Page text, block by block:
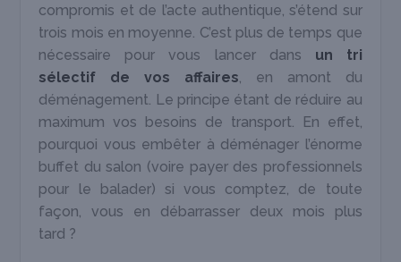
compromis et de l’acte authentique, s’étend sur
trois mois en moyenne. C’est plus de temps que
nécessaire pour vous lancer dans un tri
sélectif de vos affaires, en amont du
déménagement. Le principe étant de réduire au
maximum vos besoins de transport. En effet,
pourquoi vous embêter à déménager l’énorme
buffet du salon (voire payer des professionnels
pour le balader) si vous comptez, de toute
façon, vous en débarrasser deux mois plus
tard ?